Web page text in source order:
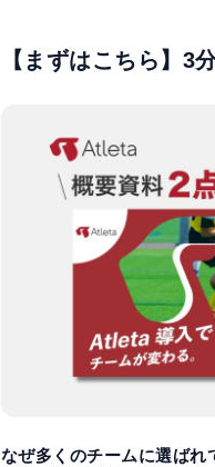
【まずはこちら】3
なぜ多くのチームに選ばれ